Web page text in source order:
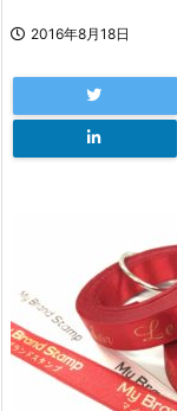
2016年8月18日